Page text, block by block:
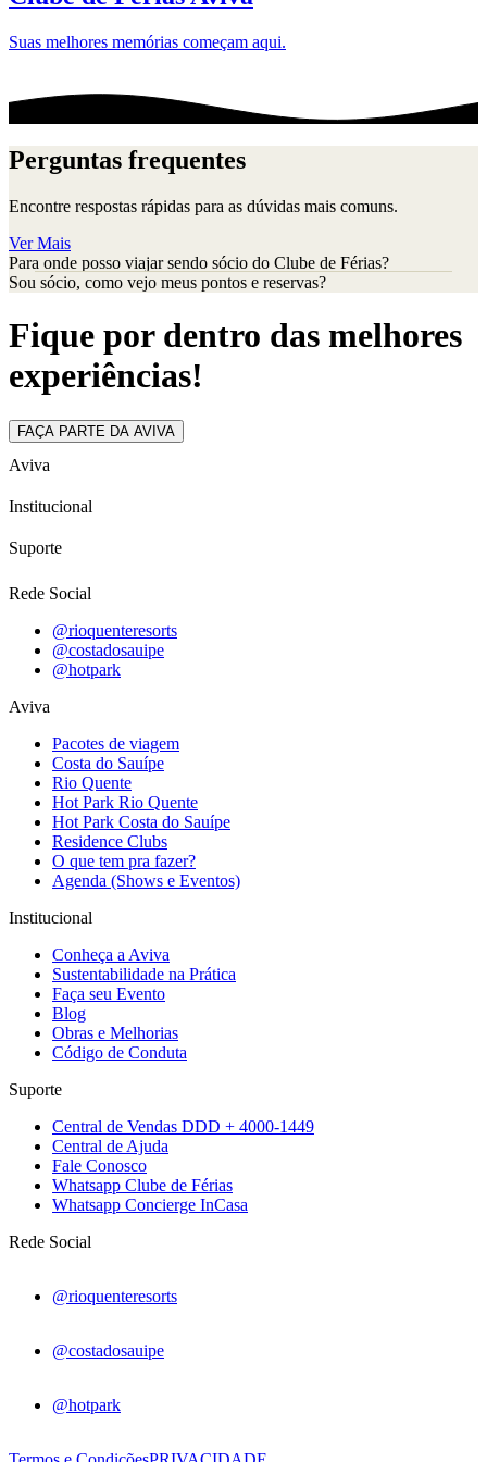
Suas melhores memórias começam aqui.
Perguntas frequentes
Encontre respostas rápidas para as dúvidas mais comuns.
Ver Mais
Para onde posso viajar sendo sócio do Clube de Férias?
Sou sócio, como vejo meus pontos e reservas?
Fique por dentro das melhores
experiências!
FAÇA PARTE DA AVIVA
Aviva
Institucional
Suporte
Rede Social
@rioquenteresorts
@costadosauipe
@hotpark
Aviva
Pacotes de viagem
Costa do Sauípe
Rio Quente
Hot Park Rio Quente
Hot Park Costa do Sauípe
Residence Clubs
O que tem pra fazer?
Agenda (Shows e Eventos)
Institucional
Conheça a Aviva
Sustentabilidade na Prática
Faça seu Evento
Blog
Obras e Melhorias
Código de Conduta
Suporte
Central de Vendas DDD + 4000-1449
Central de Ajuda
Fale Conosco
Whatsapp Clube de Férias
Whatsapp Concierge InCasa
Rede Social
@rioquenteresorts
@costadosauipe
@hotpark